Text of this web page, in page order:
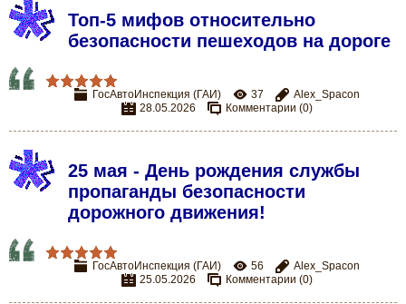
Топ-5 мифов относительно
безопасности пешеходов на дороге
ГосАвтоИнспекция (ГАИ) 37
Alex_Spacon
28.05.2026
Комментарии (0)
25 мая - День рождения службы
пропаганды безопасности
дорожного движения!
ГосАвтоИнспекция (ГАИ) 56
Alex_Spacon
25.05.2026
Комментарии (0)